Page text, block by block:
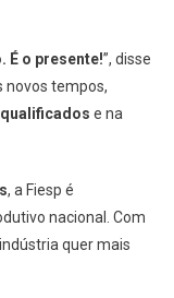
É o presente!”, disse
novos tempos,
e na
, a Fiesp é
nacional. Com
quer mais